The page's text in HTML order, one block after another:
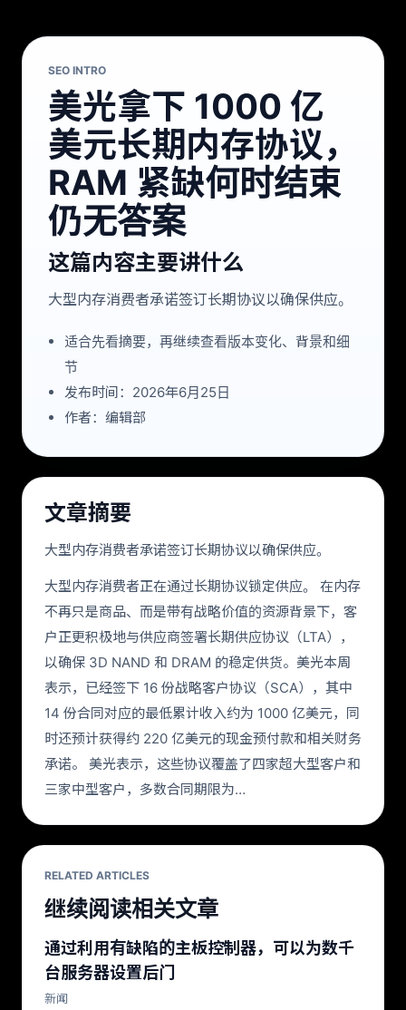
SEO INTRO
美光拿下 1000 亿
美元长期内存协议，
RAM 紧缺何时结束
仍无答案
这篇内容主要讲什么
大型内存消费者承诺签订长期协议以确保供应。
适合先看摘要，再继续查看版本变化、背景和细
节
发布时间：2026年6月25日
作者：编辑部
文章摘要
大型内存消费者承诺签订长期协议以确保供应。
大型内存消费者正在通过长期协议锁定供应。 在内存
不再只是商品、而是带有战略价值的资源背景下，客
户正更积极地与供应商签署长期供应协议（LTA），
以确保 3D NAND 和 DRAM 的稳定供货。美光本周
表示，已经签下 16 份战略客户协议（SCA），其中
14 份合同对应的最低累计收入约为 1000 亿美元，同
时还预计获得约 220 亿美元的现金预付款和相关财务
承诺。 美光表示，这些协议覆盖了四家超大型客户和
三家中型客户，多数合同期限为…
RELATED ARTICLES
继续阅读相关文章
通过利用有缺陷的主板控制器，可以为数千
台服务器设置后门
新闻